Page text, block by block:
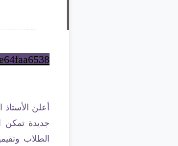
أعلن
جديدة تمكن
الطلاب